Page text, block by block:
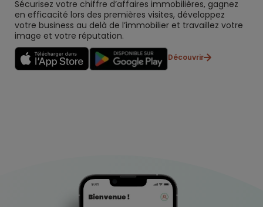
Sécurisez votre chiffre d’affaires immobilières, gagnez
en efficacité lors des premières visites, développez
votre business au delà de l’immobilier et travaillez votre
image et votre réputation.
Découvrir